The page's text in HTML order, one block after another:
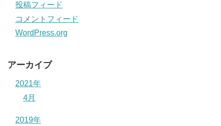
投稿フィード
コメントフィード
WordPress.org
アーカイブ
2021年
4月
2019年